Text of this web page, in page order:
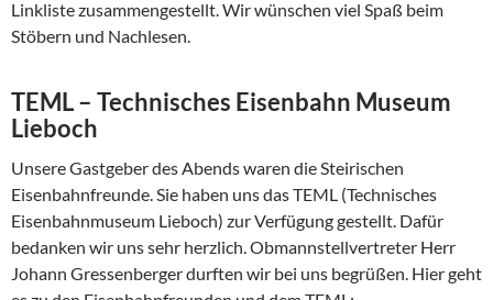
Linkliste zusammengestellt. Wir wünschen viel Spaß beim
Stöbern und Nachlesen.
TEML – Technisches Eisenbahn Museum
Lieboch
Unsere Gastgeber des Abends waren die Steirischen
Eisenbahnfreunde. Sie haben uns das TEML (Technisches
Eisenbahnmuseum Lieboch) zur Verfügung gestellt. Dafür
bedanken wir uns sehr herzlich. Obmannstellvertreter Herr
Johann Gressenberger durften wir bei uns begrüßen. Hier geht